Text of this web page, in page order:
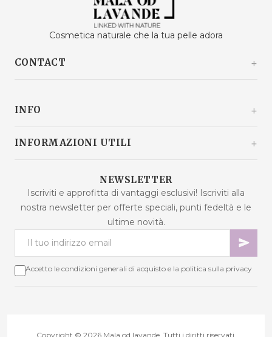
Cosmetica naturale che la tua pelle adora
CONTACT
Croazia
Lun - Ven: 9:00 - 15:00
INFO
Chi siamo
Nuovi prodotti
Prodotti più venduti
Mappa del sito
Risoluzione delle controversie
INFORMAZIONI UTILI
Domande frequenti
Termini di acquisto
Sicurezza dei dati
Metodi di pagamento
Cookie - spiegazione
NEWSLETTER
Iscriviti e approfitta di vantaggi esclusivi! Iscriviti alla
nostra newsletter per offerte speciali, punti fedeltà e le
ultime novità.
Accetto le condizioni generali di acquisto e la politica sulla privacy
Copyright © 2026 Mala od lavande. Tutti i diritti riservati.